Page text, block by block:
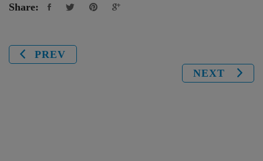
Share:
PREV
NEXT